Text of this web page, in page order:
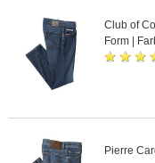
Club of
Form |
Pierre